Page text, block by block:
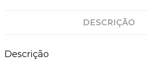
DESCRIÇÃO
Descrição